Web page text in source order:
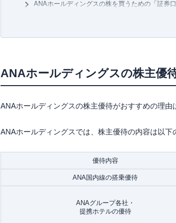
ANAホールディングスの株を買うための「証券口
ANAホールディングスの株価予想＜2021年
ANAホールディングスの株主優
ANAホールディングスの株主優待がおすすめの理由
ANAホールディングスでは、株主優待の内容は以下
優待内容
ANA国内線の搭乗優待
ANAグループ各社・
提携ホテルの優待